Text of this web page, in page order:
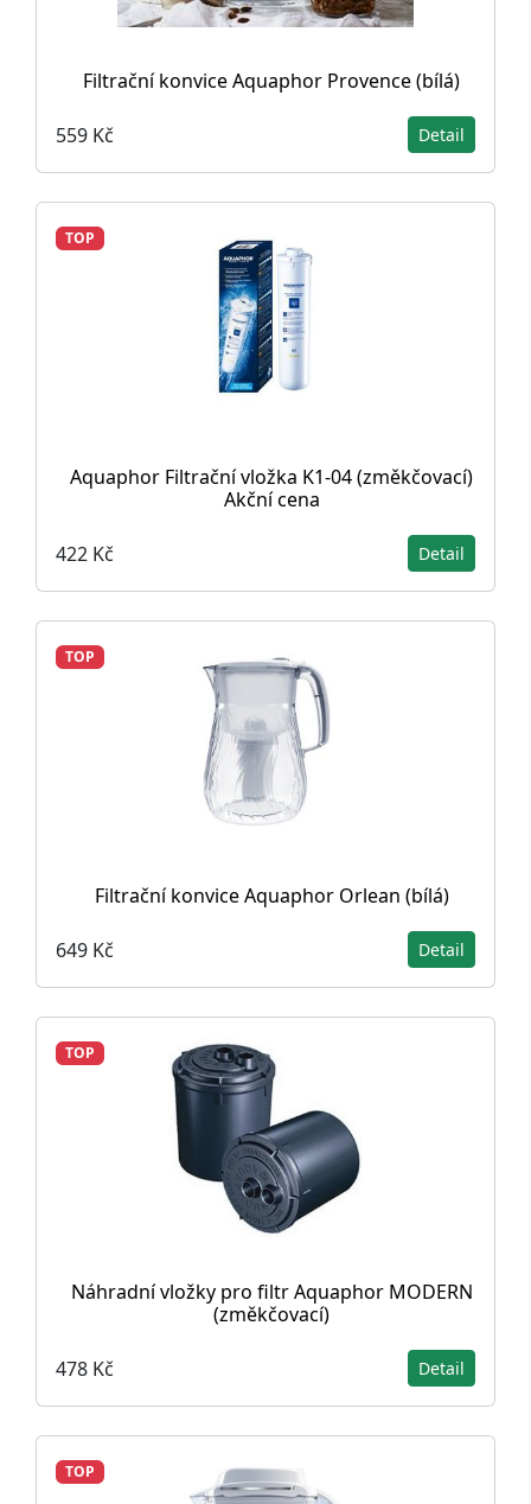
Filtrační konvice Aquaphor Provence (bílá)
559 Kč Detail
TOP
Aquaphor Filtrační vložka K1-04 (změkčovací)
Akční cena
422 Kč Detail
TOP
Filtrační konvice Aquaphor Orlean (bílá)
649 Kč Detail
TOP
Náhradní vložky pro filtr Aquaphor MODERN
(změkčovací)
478 Kč Detail
TOP